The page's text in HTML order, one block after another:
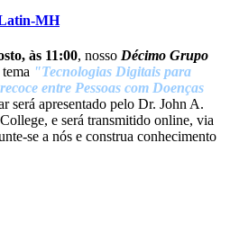
MH
às 11:00, nosso Décimo Grupo
"Tecnologias Digitais para
entre Pessoas com Doenças
será apresentado pelo Dr. John A.
e será transmitido online, via
se a nós e construa conhecimento